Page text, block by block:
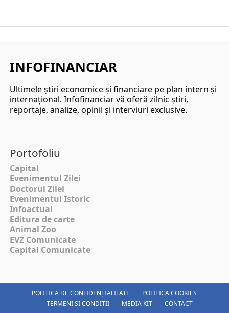
INFOFINANCIAR
Ultimele ştiri economice şi financiare pe plan intern şi
internaţional. Infofinanciar vă oferă zilnic ştiri,
reportaje, analize, opinii şi interviuri exclusive.
Portofoliu
Capital
Evenimentul Zilei
Doctorul Zilei
Evenimentul Istoric
Infoactual
Editura de carte
Animal Zoo
EVZ Comunicate
Capital Comunicate
POLITICA DE CONFIDENȚIALITATE
POLITICA COOKIES
TERMENI SI CONDITII
MEDIA KIT CONTACT